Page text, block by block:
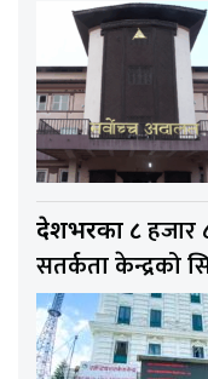
देशभरका ८हजार
सतर्कता केन्द्रको